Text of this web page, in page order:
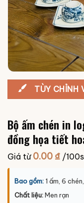
TÙY CHỈNH
Bộ ấm chén in
đồng họa tiết
Giá từ 0.00₫ /
Bao gồm: 1 ấm, 6
Chất liệu:Men rạn